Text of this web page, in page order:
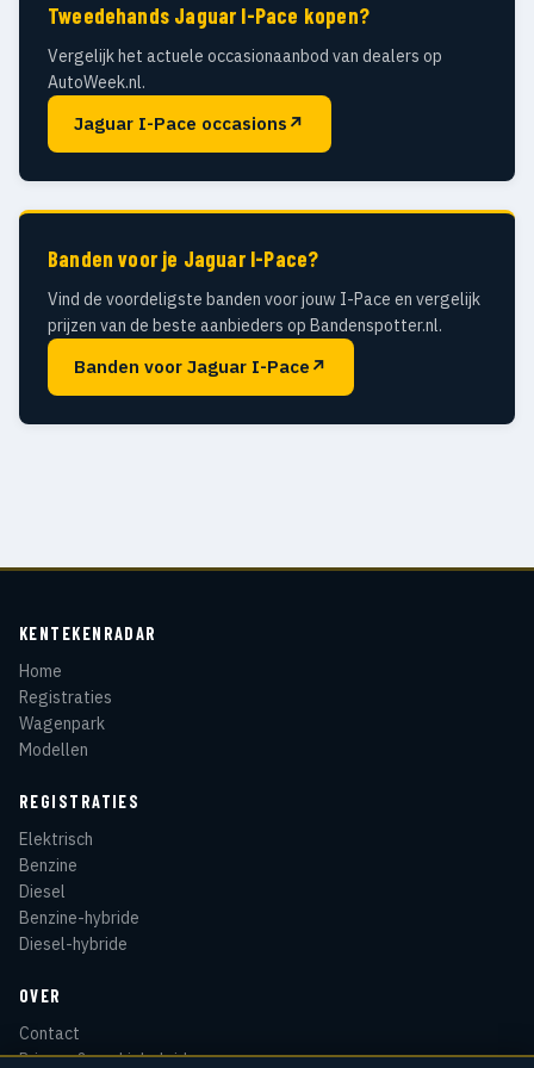
Tweedehands Jaguar I-Pace kopen?
Vergelijk het actuele occasionaanbod van dealers op
AutoWeek.nl.
Jaguar I-Pace occasions ↗
Banden voor je Jaguar I-Pace?
Vind de voordeligste banden voor jouw I-Pace en vergelijk
prijzen van de beste aanbieders op Bandenspotter.nl.
Banden voor Jaguar I-Pace ↗
KENTEKENRADAR
Home
Registraties
Wagenpark
Modellen
REGISTRATIES
Elektrisch
Benzine
Diesel
Benzine-hybride
Diesel-hybride
OVER
Contact
Privacy & cookiebeleid